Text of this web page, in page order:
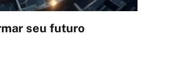
seu futuro